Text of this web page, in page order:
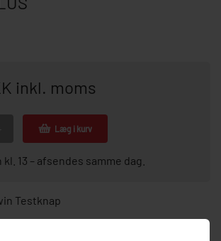
inkl. moms
Læg i kurv
13 – afsendes samme dag.
Testknap
vil vi meget gerne hjælpe med